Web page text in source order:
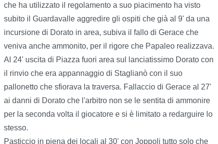
che ha utilizzato il regolamento a suo piacimento ha visto
subito il Guardavalle aggredire gli ospiti che già al 9' da una
incursione di Dorato in area, subiva il fallo di Gerace che
veniva anche ammonito, per il rigore che Papaleo realizzava.
Al 24' uscita di Piazza fuori area sul lanciatissimo Dorato con
il rinvio che era appannaggio di Staglianò con il suo
pallonetto che sfiorava la traversa. Fallaccio di Gerace al 27'
ai danni di Dorato che l'arbitro non se le sentita di ammonire
per la seconda volta il giocatore e si è limitato a redarguire lo
stesso.
Pasticcio in piena dei locali al 30' con Joppoli tutto solo che